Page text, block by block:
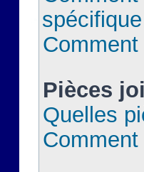
Pièces
Quelles